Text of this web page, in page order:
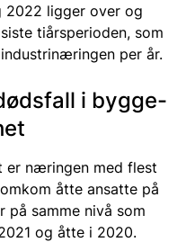
2022 ligger over og
tiårsperioden, som
per år.
i bygge-
er næringen med flest
åtte ansatte på
på samme nivå som
og åtte i 2020.